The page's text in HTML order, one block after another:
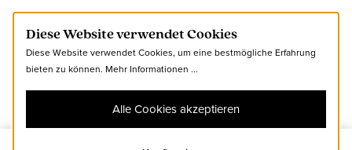
43 CHF 130.00
44 CHF 130.00
nur noch wenige verfügbar
Diese Website verwendet Cookies
Diese Website verwendet Cookies, um eine bestmögliche Erfahrung
bieten zu können. Mehr Informationen ...
Alle Cookies akzeptieren